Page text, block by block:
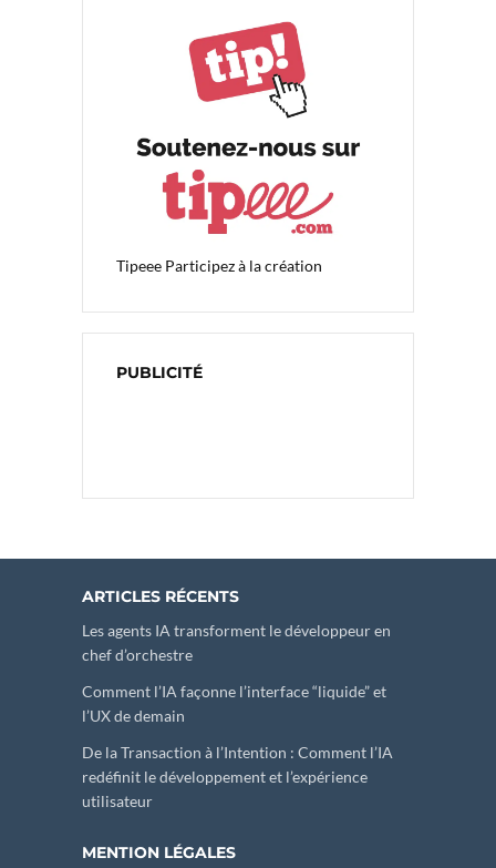
Tipeee Participez à la création
PUBLICITÉ
ARTICLES RÉCENTS
Les agents IA transforment le développeur en
chef d’orchestre
Comment l’IA façonne l’interface “liquide” et
l’UX de demain
De la Transaction à l’Intention : Comment l’IA
redéfinit le développement et l’expérience
utilisateur
MENTION LÉGALES